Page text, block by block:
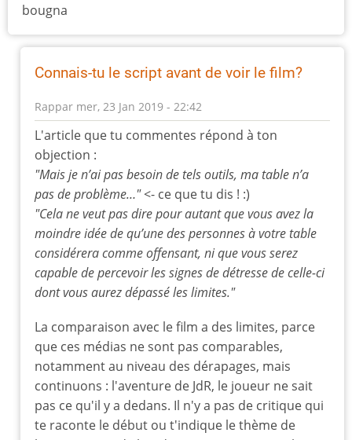
bougna
Connais-tu le script avant de voir le film?
Rappar mer, 23 Jan 2019 - 22:42
En
réponse
à
film
du
dimanche
soir
par
leloup
L'article que tu commentes répond à ton
objection :
"Mais je n’ai pas besoin de tels outils, ma table n’a
pas de problème…"<- ce que tu dis ! :)
"Cela ne veut pas dire pour autant que vous avez la
moindre idée de qu’une des personnes à votre table
considérera comme offensant, ni que vous serez
capable de percevoir les signes de détresse de celle-ci
dont vous aurez dépassé les limites."
La comparaison avec le film a des limites, parce
que ces médias ne sont pas comparables,
notamment au niveau des dérapages, mais
continuons : l'aventure de JdR, le joueur ne sait
pas ce qu'il y a dedans. Il n'y a pas de critique qui
te raconte le début ou t'indique le thème de